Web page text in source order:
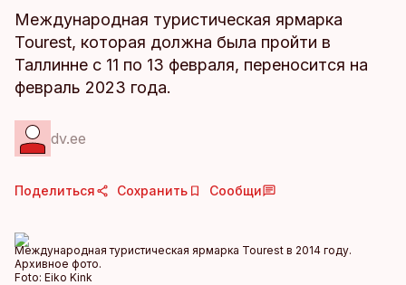
Международная туристическая ярмарка
Tourest, которая должна была пройти в
Таллинне с 11 по 13 февраля, переносится на
февраль 2023 года.
dv.ee
Поделиться Сохранить Сообщи
Международная туристическая ярмарка Tourest в 2014 году.
Архивное фото.
Foto: Eiko Kink